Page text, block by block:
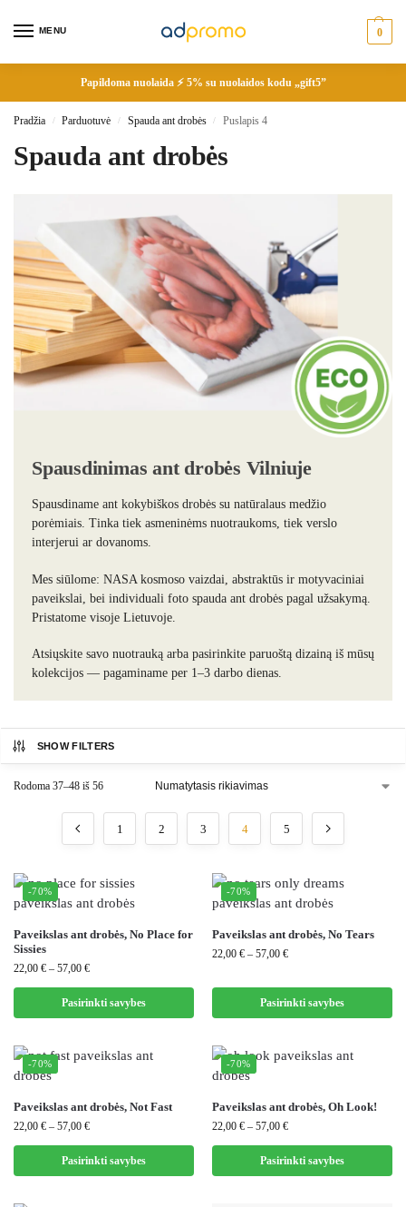
MENU 0
Papildoma nuolaida ⚡ 5% su nuolaidos kodu „gift5”
Pradžia / Parduotuvė / Spauda ant drobės / Puslapis 4
Spauda ant drobės
Spausdinimas ant drobės Vilniuje
Spausdiname ant kokybiškos drobės su natūralaus medžio
porėmiais. Tinka tiek asmeninėms nuotraukoms, tiek verslo
interjerui ar dovanoms.
Mes siūlome: NASA kosmoso vaizdai, abstraktūs ir motyvaciniai
paveikslai, bei individuali foto spauda ant drobės pagal užsakymą.
Pristatome visoje Lietuvoje.
Atsiųskite savo nuotrauką arba pasirinkite paruoštą dizainą iš mūsų
kolekcijos — pagaminame per 1–3 darbo dienas.
SHOW FILTERS
Rodoma 37–48 iš 56
1 2 3 4 5
-70%
Paveikslas ant drobės, No Place for
Sissies
22,00 € – 57,00 €
Pasirinkti savybes
-70%
Paveikslas ant drobės, No Tears
22,00 € – 57,00 €
Pasirinkti savybes
-70%
Paveikslas ant drobės, Not Fast
22,00 € – 57,00 €
Pasirinkti savybes
-70%
Paveikslas ant drobės, Oh Look!
22,00 € – 57,00 €
Pasirinkti savybes